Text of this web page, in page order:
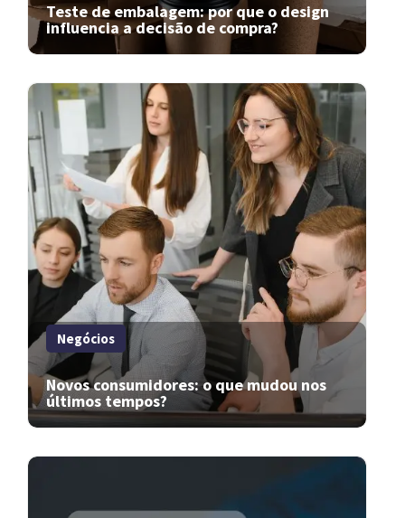
Teste de embalagem: por que o design
influencia a decisão de compra?
Negócios
Novos consumidores: o que mudou nos
últimos tempos?